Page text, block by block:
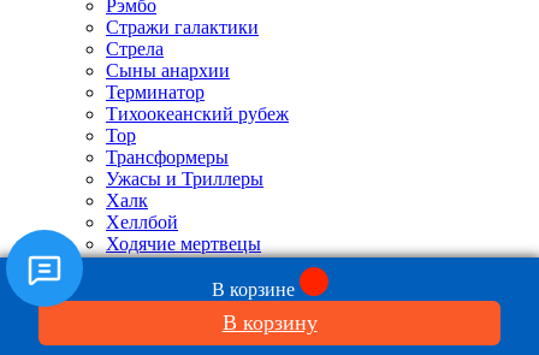
В корзине
В корзину
Рэмбо
Стражи галактики
Стрела
Сыны анархии
Терминатор
Тихоокеанский рубеж
Тор
Трансформеры
Ужасы и Триллеры
Халк
Хеллбой
Ходячие мертвецы
Супермен Человек из стали